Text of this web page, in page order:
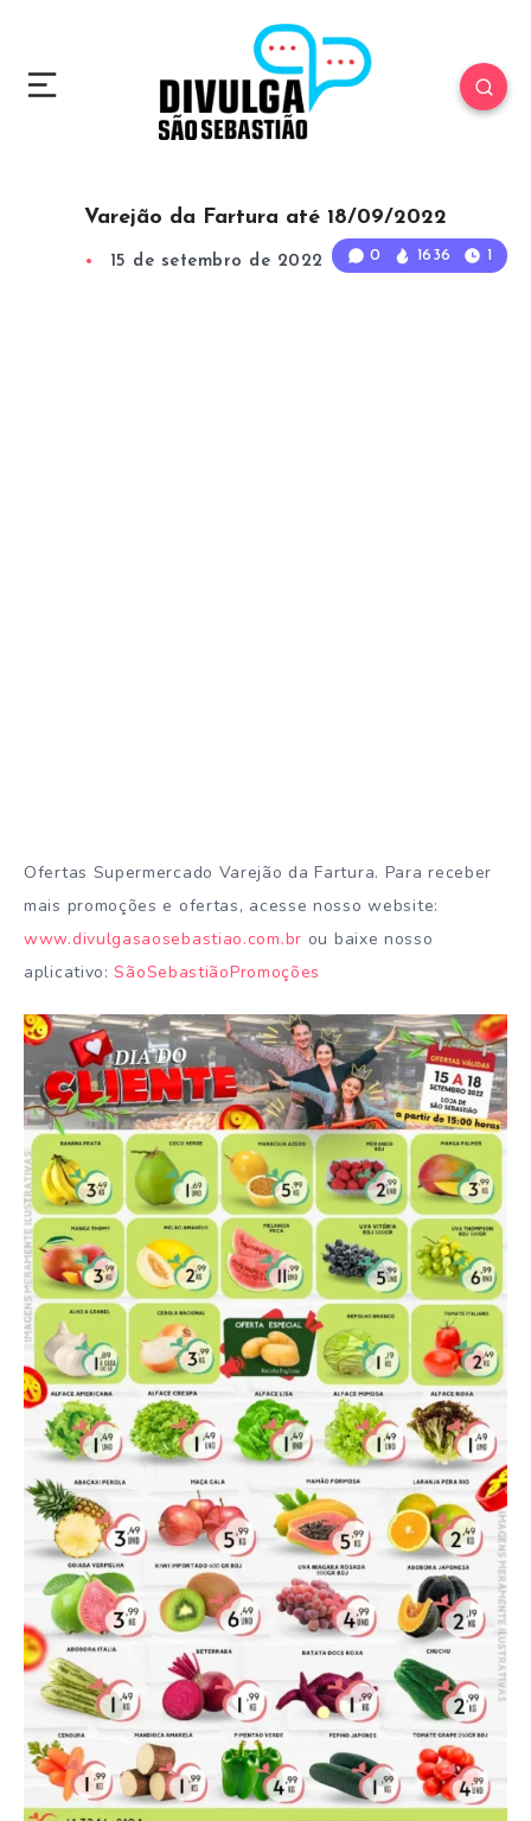
0 1636 1
Varejão da Fartura até 18/09/2022
15 de setembro de 2022 1 Min Read
Ofertas Supermercado Varejão da Fartura. Para receber
mais promoções e ofertas, acesse nosso website:
www.divulgasaosebastiao.com.br ou baixe nosso
aplicativo:SãoSebastiãoPromoções